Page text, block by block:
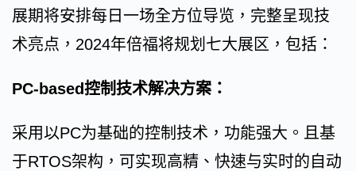
展期将安排每日一场全方位导览，完整呈现技
术亮点，2024年倍福将规划七大展区，包括：
PC-based控制技术解决方案：
采用以PC为基础的控制技术，功能强大。且基
于RTOS架构，可实现高精、快速与实时的自动